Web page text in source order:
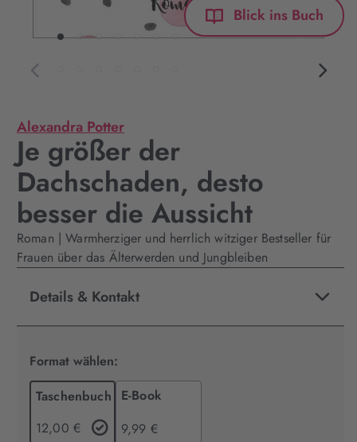
Blick ins Buch
Alexandra Potter
Je größer der
Dachschaden, desto
besser die Aussicht
Roman | Warmherziger und herrlich witziger Bestseller für
Frauen über das Älterwerden und Jungbleiben
Details & Kontakt
Format wählen:
Taschenbuch
12,00 €
E-Book
9,99 €